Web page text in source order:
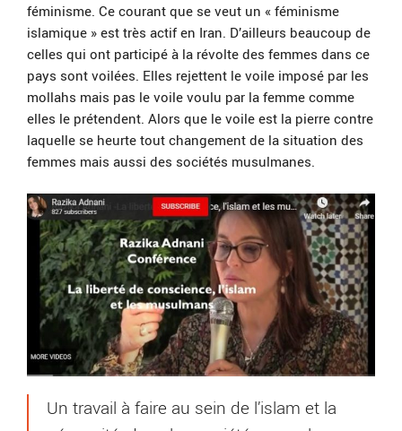
féminisme. Ce courant que se veut un « féminisme
islamique » est très actif en Iran. D’ailleurs beaucoup de
celles qui ont participé à la révolte des femmes dans ce
pays sont voilées. Elles rejettent le voile imposé par les
mollahs mais pas le voile voulu par la femme comme
elles le prétendent. Alors que le voile est la pierre contre
laquelle se heurte tout changement de la situation des
femmes mais aussi des sociétés musulmanes.
Un travail à faire au sein de l’islam et la